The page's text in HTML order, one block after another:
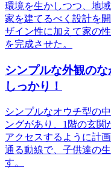
環境を生かしつつ、地
家を建てるべく設計を
ザイン性に加えて家の
を完成させた。
シンプルな外観の
しっかり！
シンプルなオウチ型の
ングがあり、1階の玄
アクセスするように計
通る動線で、子供達の
す。